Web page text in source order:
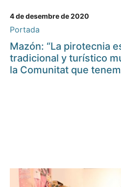
4 de desembre de 2020
Portada
Mazón: “La pirotecnia
tradicional y turístico
la Comunitat que